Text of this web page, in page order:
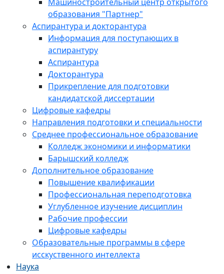
образования "Партнер"
Аспирантура и докторантура
Информация для поступающих в
аспирантуру
Аспирантура
Докторантура
Прикрепление для подготовки
кандидатской диссертации
Цифровые кафедры
Направления подготовки и специальности
Среднее профессиональное образование
Колледж экономики и информатики
Барышский колледж
Дополнительное образование
Повышение квалификации
Профессиональная переподготовка
Углубленное изучение дисциплин
Рабочие профессии
Цифровые кафедры
Образовательные программы в сфере
исскуственного интеллекта
Наука